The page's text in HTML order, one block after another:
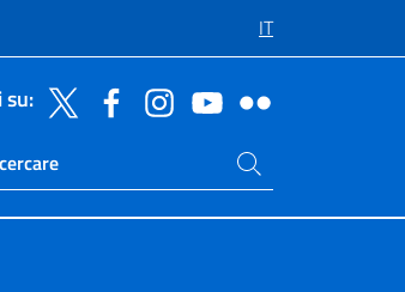
IT
su:
sito live